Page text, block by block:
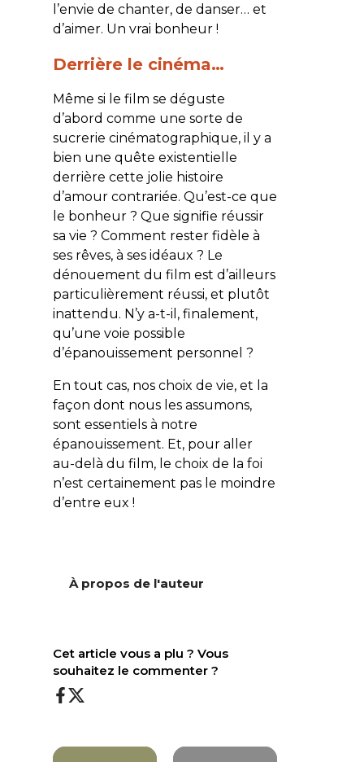
l’envie de chanter, de danser… et
d’aimer. Un vrai bonheur !
Derrière le cinéma…
Même si le film se déguste
d’abord comme une sorte de
sucrerie cinématographique, il y a
bien une quête existentielle
derrière cette jolie histoire
d’amour contrariée. Qu’est-ce que
le bonheur ? Que signifie réussir
sa vie ? Comment rester fidèle à
ses rêves, à ses idéaux ? Le
dénouement du film est d’ailleurs
particulièrement réussi, et plutôt
inattendu. N’y a-t-il, finalement,
qu’une voie possible
d’épanouissement personnel ?
En tout cas, nos choix de vie, et la
façon dont nous les assumons,
sont essentiels à notre
épanouissement. Et, pour aller
au-delà du film, le choix de la foi
n’est certainement pas le moindre
d’entre eux !
À propos de l'auteur
Cet article vous a plu ? Vous
souhaitez le commenter ?